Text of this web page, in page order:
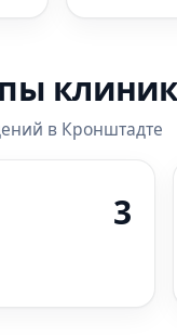
в Кронштадте
3